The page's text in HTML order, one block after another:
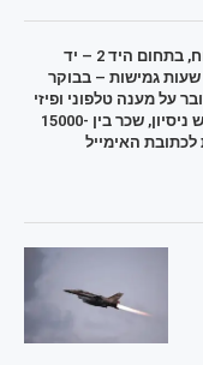
דרושים דרושות לעבודה בשירות לקוחות קל ונוח, בתחום היד 2 – יד
גמישות – בבוקר
על מענה טלפוני ופיזי
ללקוחות המעוניינים לקחת מוצרי יד 2, לא נדרש ניסיון, שכר בין 15000-
לכתובת האימייל